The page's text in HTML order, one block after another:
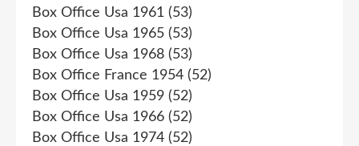
Box Office Usa 1961 (53)
Box Office Usa 1965 (53)
Box Office Usa 1968 (53)
Box Office France 1954 (52)
Box Office Usa 1959 (52)
Box Office Usa 1966 (52)
Box Office Usa 1974 (52)